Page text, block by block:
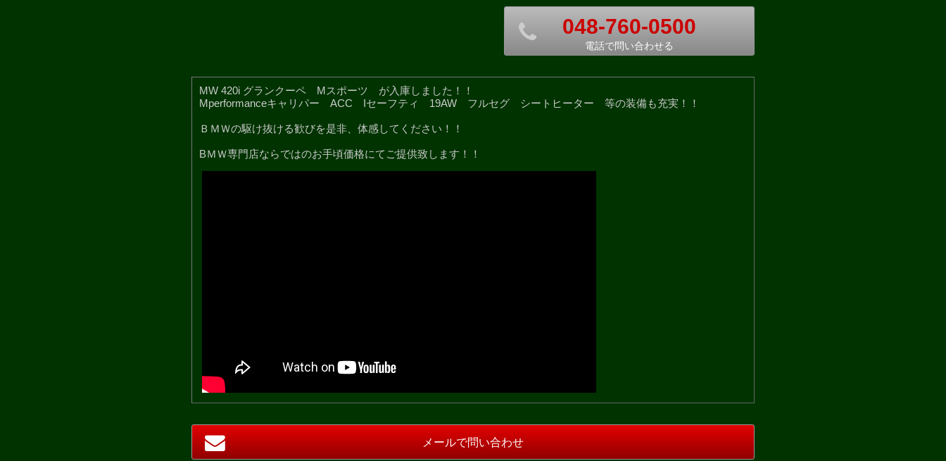
048-760-0500
電話で問い合わせる
MW 420i グランクーペ Mスポーツ が入庫しました！！
Mperformanceキャリパー ACC Iセーフティ 19AW フルセグ シートヒーター 等の装備も充実！！
ＢＭＷの駆け抜ける歓びを是非、体感してください！！
BＭＷ専門店ならではのお手頃価格にてご提供致します！！